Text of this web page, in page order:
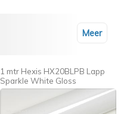
Meer
1 mtr Hexis HX20BLPB Lapp
Sparkle White Gloss